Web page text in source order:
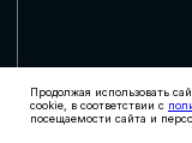
Продолжая использовать
cookie, в соответствии с
посещаемости сайта и